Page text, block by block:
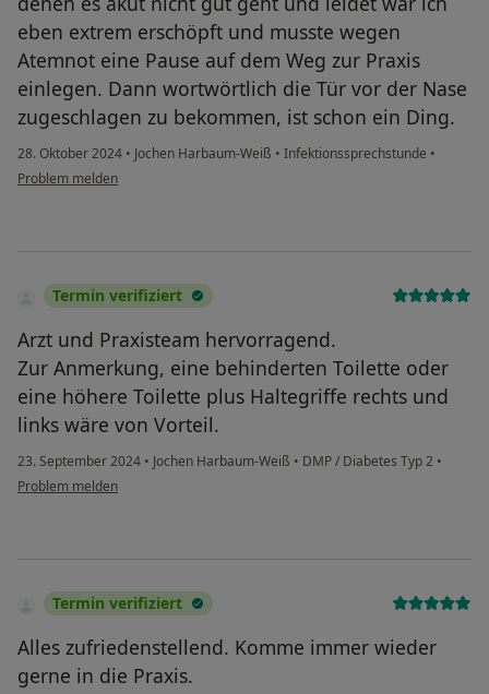
eben extrem erschöpft und musste wegen
Atemnot eine Pause auf dem Weg zur Praxis
einlegen. Dann wortwörtlich die Tür vor der Nase
zugeschlagen zu bekommen, ist schon ein Ding.
28. Oktober 2024 • Jochen Harbaum-Weiß • Infektionssprechstunde •
Problem melden
Termin verifiziert
Arzt und Praxisteam hervorragend.
Zur Anmerkung, eine behinderten Toilette oder
eine höhere Toilette plus Haltegriffe rechts und
links wäre von Vorteil.
23. September 2024 • Jochen Harbaum-Weiß • DMP / Diabetes Typ 2 •
Problem melden
Termin verifiziert
Alles zufriedenstellend. Komme immer wieder
gerne in die Praxis.